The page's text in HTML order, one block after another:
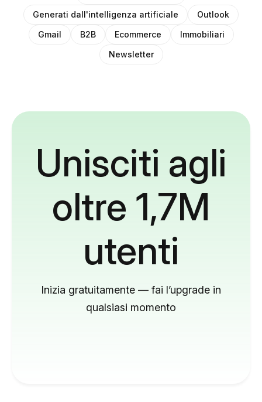
Generati dall'intelligenza artificiale
Outlook
Gmail
B2B Ecommerce
Immobiliari
Newsletter
Unisciti agli
oltre 1,7M
utenti
Inizia gratuitamente — fai l’upgrade in
qualsiasi momento